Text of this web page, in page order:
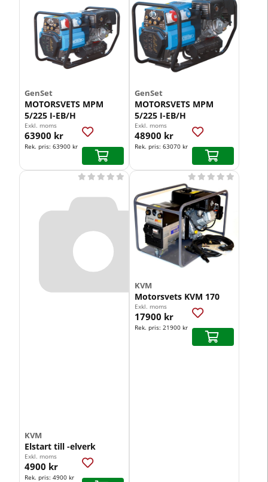
GenSet
MOTORSVETS MPM
5/225 I-EB/H
Exkl. moms
63900 kr
Rek. pris: 63900 kr
GenSet
MOTORSVETS MPM
5/225 I-EB/H
Exkl. moms
48900 kr
Rek. pris: 63070 kr
KVM
Elstart till -elverk
    
Exkl. moms
4900 kr
Rek. pris: 4900 kr
KVM
Motorsvets KVM 170
    
Exkl. moms
17900 kr
Rek. pris: 21900 kr